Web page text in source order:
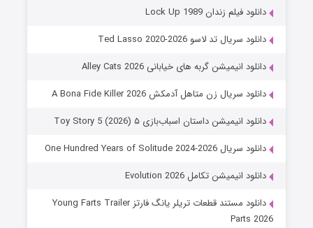
دانلود فیلم زندان Lock Up 1989
دانلود سریال تد لاسو Ted Lasso 2020-2026
دانلود انیمیشن گربه های خیابانی Alley Cats 2026
دانلود سریال زن متاهل آدمکش A Bona Fide Killer 2026
دانلود انیمیشن داستان اسباب‌بازی ۵ Toy Story 5 (2026)
دانلود سریال One Hundred Years of Solitude 2024-2026
دانلود انیمیشن تکامل Evolution 2026
دانلود مستند قطعات تریلر یانگ فارتز Young Farts Trailer
Parts 2026